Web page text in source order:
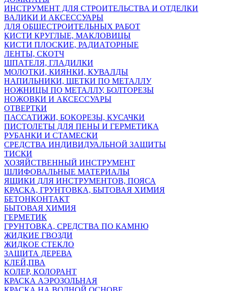
ИНСТРУМЕНТ ДЛЯ СТРОИТЕЛЬСТВА И ОТДЕЛКИ
ВАЛИКИ И АКСЕССУАРЫ
ДЛЯ ОБЩЕСТРОИТЕЛЬНЫХ РАБОТ
КИСТИ КРУГЛЫЕ, МАКЛОВИЦЫ
КИСТИ ПЛОСКИЕ, РАДИАТОРНЫЕ
ЛЕНТЫ, СКОТЧ
ШПАТЕЛЯ, ГЛАДИЛКИ
МОЛОТКИ, КИЯНКИ, КУВАЛДЫ
НАПИЛЬНИКИ, ЩЕТКИ ПО МЕТАЛЛУ
НОЖНИЦЫ ПО МЕТАЛЛУ, БОЛТОРЕЗЫ
НОЖОВКИ И АКСЕССУАРЫ
ОТВЕРТКИ
ПАССАТИЖИ, БОКОРЕЗЫ, КУСАЧКИ
ПИСТОЛЕТЫ ДЛЯ ПЕНЫ И ГЕРМЕТИКА
РУБАНКИ И СТАМЕСКИ
СРЕДСТВА ИНДИВИДУАЛЬНОЙ ЗАЩИТЫ
ТИСКИ
ХОЗЯЙСТВЕННЫЙ ИНСТРУМЕНТ
ШЛИФОВАЛЬНЫЕ МАТЕРИАЛЫ
ЯЩИКИ ДЛЯ ИНСТРУМЕНТОВ, ПОЯСА
КРАСКА, ГРУНТОВКА, БЫТОВАЯ ХИМИЯ
БЕТОНКОНТАКТ
БЫТОВАЯ ХИМИЯ
ГЕРМЕТИК
ГРУНТОВКА, СРЕДСТВА ПО КАМНЮ
ЖИДКИЕ ГВОЗДИ
ЖИДКОЕ СТЕКЛО
ЗАЩИТА ДЕРЕВА
КЛЕЙ,ПВА
КОЛЕР, КОЛОРАНТ
КРАСКА АЭРОЗОЛЬНАЯ